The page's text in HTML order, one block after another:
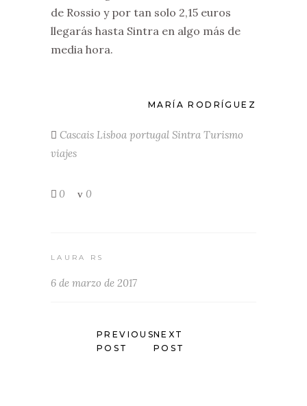
de Rossio y por tan solo 2,15 euros
llegarás hasta Sintra en algo más de
media hora.
MARÍA RODRÍGUEZ
Cascais Lisboa portugal Sintra Turismo
viajes
0 0
LAURA RS
6 de marzo de 2017
PREVIOUS
POST
NEXT
POST